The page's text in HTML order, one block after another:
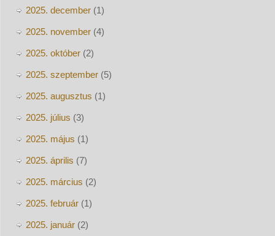
2025. december(1)
2025. november(4)
2025. október(2)
2025. szeptember(5)
2025. augusztus (1)
2025. július (3)
2025. május (1)
2025. április (7)
2025. március (2)
2025. február(1)
2025. január(2)